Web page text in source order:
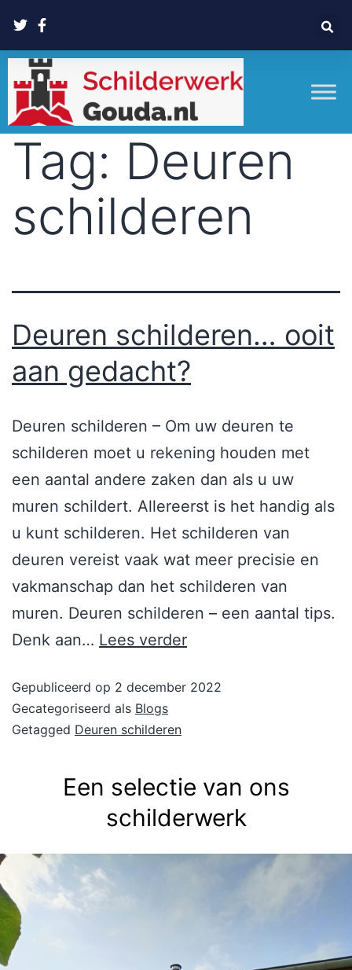
Tag: Deuren
schilderen
Deuren schilderen… ooit
aan gedacht?
Deuren schilderen – Om uw deuren te
schilderen moet u rekening houden met
een aantal andere zaken dan als u uw
muren schildert. Allereerst is het handig als
u kunt schilderen. Het schilderen van
deuren vereist vaak wat meer precisie en
vakmanschap dan het schilderen van
muren. Deuren schilderen – een aantal tips.
Denk aan… Lees verder
Gepubliceerd op 2 december 2022
Gecategoriseerd als Blogs
Getagged Deuren schilderen
Een selectie van ons
schilderwerk